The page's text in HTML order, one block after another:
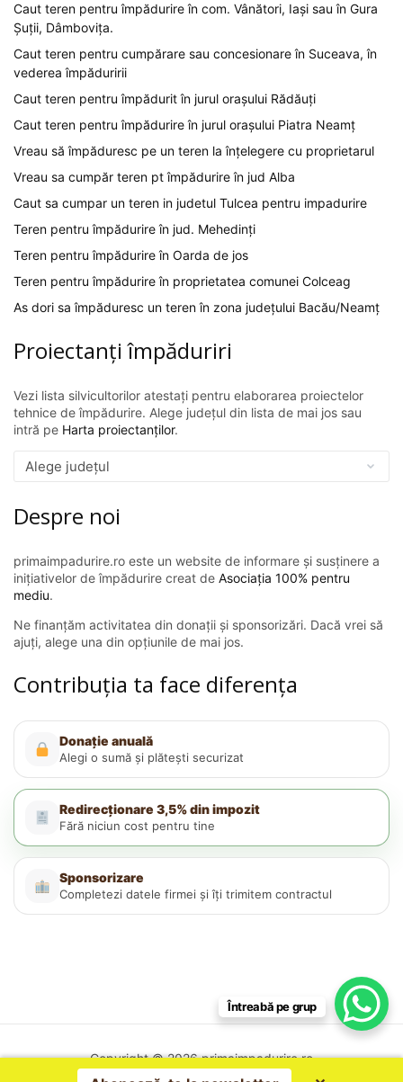
Caut teren pentru împădurire în com. Vânători, Iași sau în Gura
Șuții, Dâmbovița.
Caut teren pentru cumpărare sau concesionare în Suceava, în
vederea împăduririi
Caut teren pentru împădurit în jurul orașului Rădăuți
Caut teren pentru împădurire în jurul orașului Piatra Neamț
Vreau să împăduresc pe un teren la înțelegere cu proprietarul
Vreau sa cumpăr teren pt împădurire în jud Alba
Caut sa cumpar un teren in judetul Tulcea pentru impadurire
Teren pentru împădurire în jud. Mehedinți
Teren pentru împădurire în Oarda de jos
Teren pentru împădurire în proprietatea comunei Colceag
As dori sa împăduresc un teren în zona județului Bacău/Neamț
Proiectanți împăduriri
Vezi lista silvicultorilor atestați pentru elaborarea proiectelor
tehnice de împădurire. Alege județul din lista de mai jos sau
intră pe Harta proiectanților.
Despre noi
primaimpadurire.ro este un website de informare și susținere a
inițiativelor de împădurire creat de Asociația 100% pentru
mediu.
Ne finanțăm activitatea din donații și sponsorizări. Dacă vrei să
ajuți, alege una din opțiunile de mai jos.
Contribuția ta face diferența
Donație anuală
Alegi o sumă și plătești securizat
Redirecționare 3,5% din impozit
Fără niciun cost pentru tine
Sponsorizare
Completezi datele firmei și îți trimitem contractul
Copyright © 2026 primaimpadurire.ro
Politica de confidențialitate
Întreabă pe grup